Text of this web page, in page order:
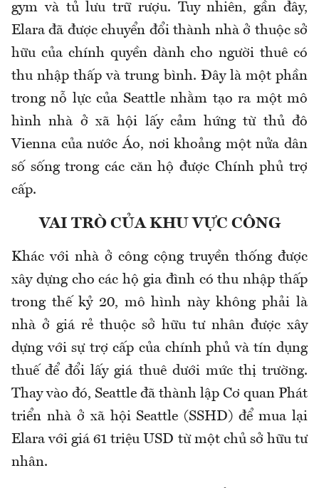
gym và tủ lưu trữ rượu. Tuy nhiên, gần đây,
Elara đã được chuyển đổi thành nhà ở thuộc sở
hữu của chính quyền dành cho người thuê có
thu nhập thấp và trung bình. Đây là một phần
trong nỗ lực của Seattle nhằm tạo ra một mô
hình nhà ở xã hội lấy cảm hứng từ thủ đô
Vienna của nước Áo, nơi khoảng một nửa dân
số sống trong các căn hộ được Chính phủ trợ
cấp.
VAI TRÒ CỦA KHU VỰC CÔNG
Khác với nhà ở công cộng truyền thống được
xây dựng cho các hộ gia đình có thu nhập thấp
trong thế kỷ 20, mô hình này không phải là
nhà ở giá rẻ thuộc sở hữu tư nhân được xây
dựng với sự trợ cấp của chính phủ và tín dụng
thuế để đổi lấy giá thuê dưới mức thị trường.
Thay vào đó, Seattle đã thành lập Cơ quan Phát
triển nhà ở xã hội Seattle (SSHD) để mua lại
Elara với giá 61 triệu USD từ một chủ sở hữu tư
nhân.